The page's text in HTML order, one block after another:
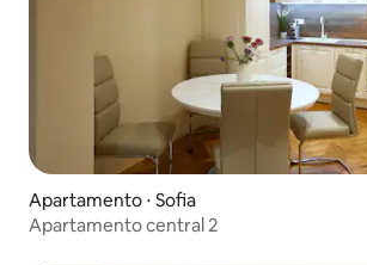
Apartamento ⋅ Sofia
Apartamento central 2